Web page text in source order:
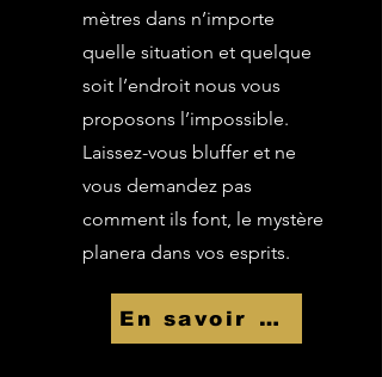
mètres dans n’importe
quelle situation et quelque
soit l’endroit nous vous
proposons l’impossible.
Laissez-vous bluffer et ne
vous demandez pas
comment ils font, le mystère
planera dans vos esprits.
En savoir Plus